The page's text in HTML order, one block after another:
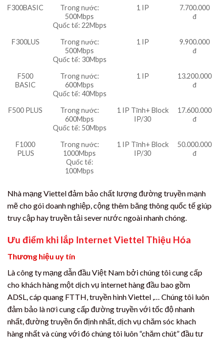
F300BASIC
Trong nước:
500Mbps
Quốc tế: 22Mbps
1 IP
7.700.000
đ
F300LUS
Trong nước:
500Mbps
Quốc tế: 30Mbps
1 IP
9.900.000
đ
F500
BASIC
Trong nước:
600Mbps
Quốc tế: 40Mbps
1 IP
13.200.000
đ
F500 PLUS
Trong nước:
600Mbps
Quốc tế: 50Mbps
1 IP Tĩnh+ Block
IP/30
17.600.000
đ
F1000
PLUS
Trong nước:
1000Mbps
Quốc tế:
100Mbps
1 IP Tĩnh+ Block
IP/30
50.000.000
đ
Nhà mạng Viettel đảm bảo chất lượng đường truyền mạnh
mẽ cho gói doanh nghiệp, cộng thêm băng thông quốc tế giúp
truy cập hay truyền tải sever nước ngoài nhanh chóng.
Ưu điểm khi lắp Internet Viettel Thiệu Hóa
Thương hiệu uy tín
Là công ty mạng dẫn đầu Việt Nam bởi chúng tôi cung cấp
cho khách hàng một dịch vụ internet hàng đầu bao gồm
ADSL, cáp quang FTTH, truyền hình Viettel ,… Chúng tôi luôn
đảm bảo là nơi cung cấp đường truyền với tốc độ nhanh
nhất, đường truyền ổn định nhất, dịch vụ chăm sóc khach
hàng nhất và cùng với đó chúng tôi luôn “chăm chút” đầu tư